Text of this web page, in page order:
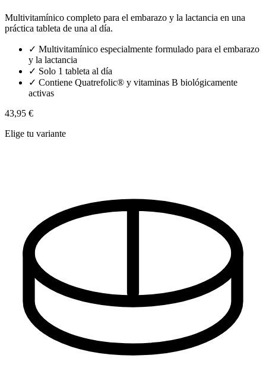
Multivitamínico completo para el embarazo y la lactancia en una
práctica tableta de una al día.
✓ Multivitamínico especialmente formulado para el embarazo
y la lactancia
✓ Solo 1 tableta al día
✓ Contiene Quatrefolic® y vitaminas B biológicamente
activas
43,95 €
Elige tu variante